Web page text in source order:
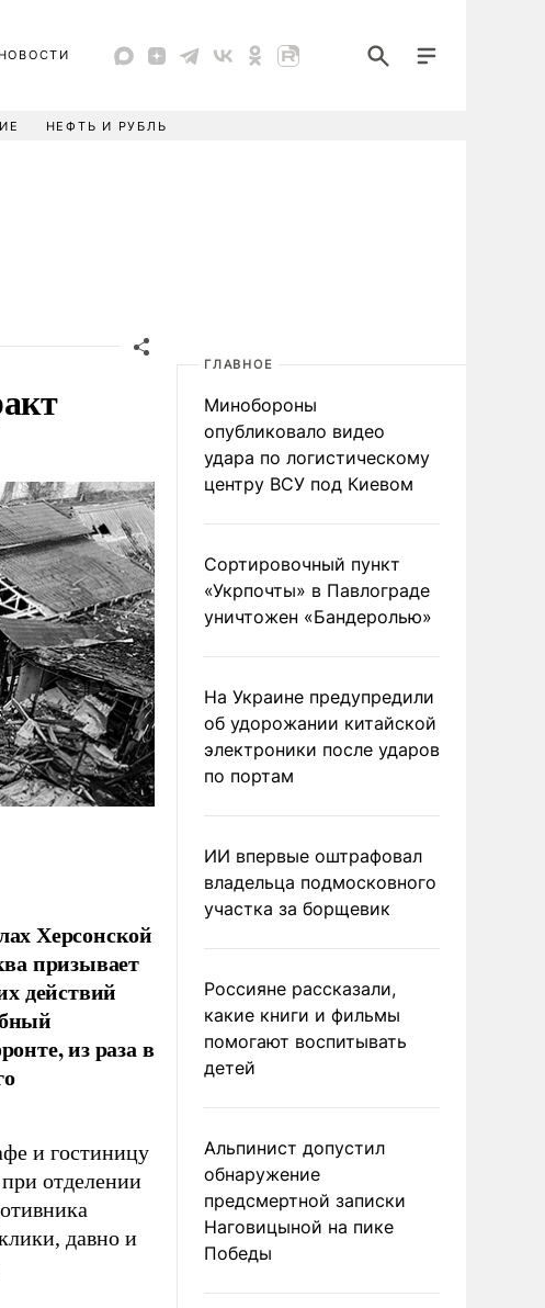
НОВОСТИ
НЕФТЬ И РУБЛЬ
Херсонской
призывает
действий
из раза в
и гостиницу
отделении
давно и
ГЛАВНОЕ
Минобороны
опубликовало видео
удара по логистическому
центру ВСУ под Киевом
Сортировочный пункт
«Укрпочты» в Павлограде
уничтожен «Бандеролью»
На Украине предупредили
об удорожании китайской
электроники после ударов
по портам
ИИ впервые оштрафовал
владельца подмосковного
участка за борщевик
Россияне рассказали,
какие книги и фильмы
помогают воспитывать
детей
Альпинист допустил
обнаружение
предсмертной записки
Наговицыной на пике
Победы